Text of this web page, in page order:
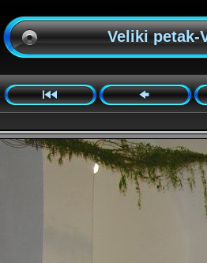
Veliki petak-